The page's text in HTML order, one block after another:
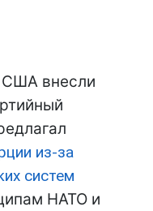
США внесли
из-за
систем
НАТО и